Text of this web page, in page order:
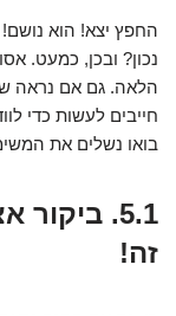
החפץ יצא! הוא
נכון? ובכן, כמעט.
הלאה. גם אם נראה
חייבים לעשות כדי
בואו נשלים את
5.1.
זה!